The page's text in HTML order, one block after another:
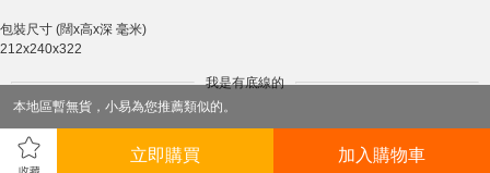
包裝尺寸 (闊x高x深 毫米)
212x240x322
我是有底線的
本地區暫無貨，小易為您推薦類似的。
立即購買 加入購物車